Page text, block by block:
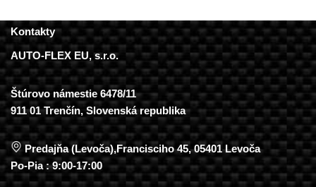
Kontakty
AUTO-FLEX EU, s.r.o.
Štúrovo námestie 6478/11
911 01 Trenčín, Slovenská republika
Predajňa (Levoča),Francisciho 45, 05401 Levoča
Po-Pia : 9:00-17:00